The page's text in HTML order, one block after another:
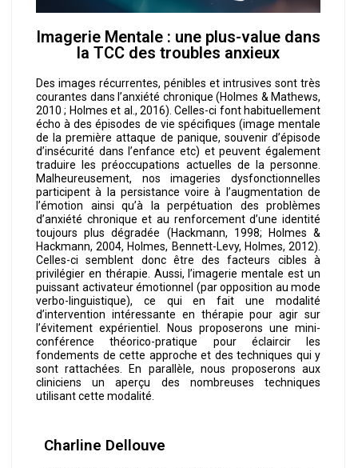
Imagerie Mentale : une plus-value dans
la TCC des troubles anxieux
Des images récurrentes, pénibles et intrusives sont très
courantes dans l’anxiété chronique (Holmes & Mathews,
2010 ; Holmes et al., 2016). Celles-ci font habituellement
écho à des épisodes de vie spécifiques (image mentale
de la première attaque de panique, souvenir d’épisode
d’insécurité dans l’enfance etc) et peuvent également
traduire les préoccupations actuelles de la personne.
Malheureusement, nos imageries dysfonctionnelles
participent à la persistance voire à l’augmentation de
l’émotion ainsi qu’à la perpétuation des problèmes
d’anxiété chronique et au renforcement d’une identité
toujours plus dégradée (Hackmann, 1998; Holmes &
Hackmann, 2004, Holmes, Bennett-Levy, Holmes, 2012).
Celles-ci semblent donc être des facteurs cibles à
privilégier en thérapie. Aussi, l’imagerie mentale est un
puissant activateur émotionnel (par opposition au mode
verbo-linguistique), ce qui en fait une modalité
d’intervention intéressante en thérapie pour agir sur
l’évitement expérientiel. Nous proposerons une mini-
conférence théorico-pratique pour éclaircir les
fondements de cette approche et des techniques qui y
sont rattachées. En parallèle, nous proposerons aux
cliniciens un aperçu des nombreuses techniques
utilisant cette modalité.
Charline Dellouve